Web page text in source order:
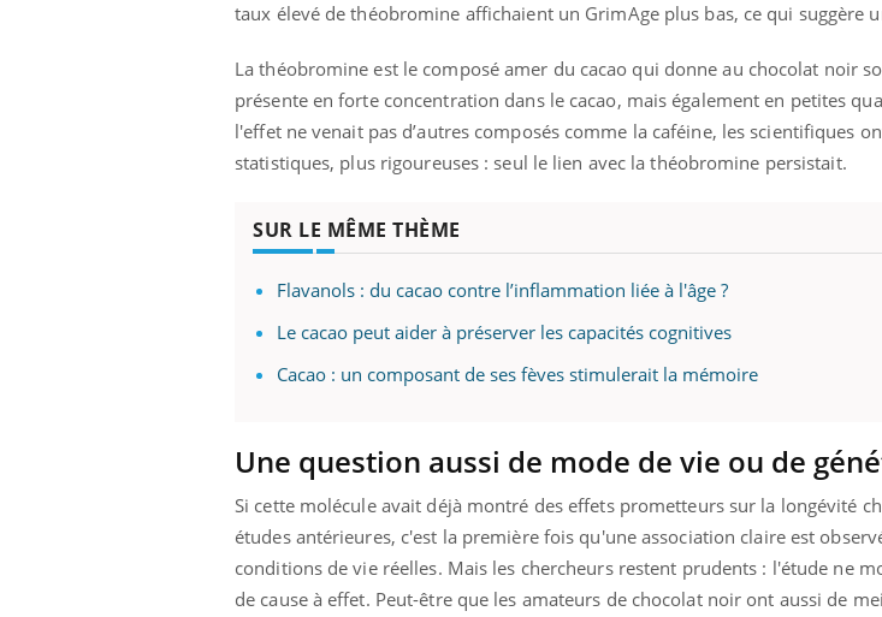
taux élevé de théobromine affichaient un GrimAge plus bas, ce qui suggère
La théobromine est le composé amer du cacao qui donne au chocolat noir
présente en forte concentration dans le cacao, mais également en petites
l'effet ne venait pas d’autres composés comme la caféine, les scientifiques
statistiques, plus rigoureuses : seul le lien avec la théobromine persistait.
SUR LE MÊME THÈME
Flavanols : du cacao contre l’inflammation liée à l'âge ?
Le cacao peut aider à préserver les capacités cognitives
Cacao : un composant de ses fèves stimulerait la mémoire
Une question aussi de mode de vie ou de
Si cette molécule avait déjà montré des effets prometteurs sur la longévité
études antérieures, c'est la première fois qu'une association claire est
conditions de vie réelles. Mais les chercheurs restent prudents : l'étude ne
de cause à effet. Peut-être que les amateurs de chocolat noir ont aussi de